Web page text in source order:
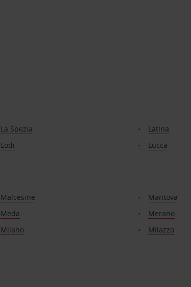
La Spezia
Latina
Lodi Lucca
Malcesine
Mantova
Meda
Merano
Milano
Milazzo